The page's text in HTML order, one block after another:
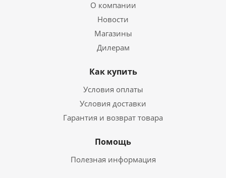
О компании
Новости
Магазины
Дилерам
Как купить
Условия оплаты
Условия доставки
Гарантия и возврат товара
Помощь
Полезная информация